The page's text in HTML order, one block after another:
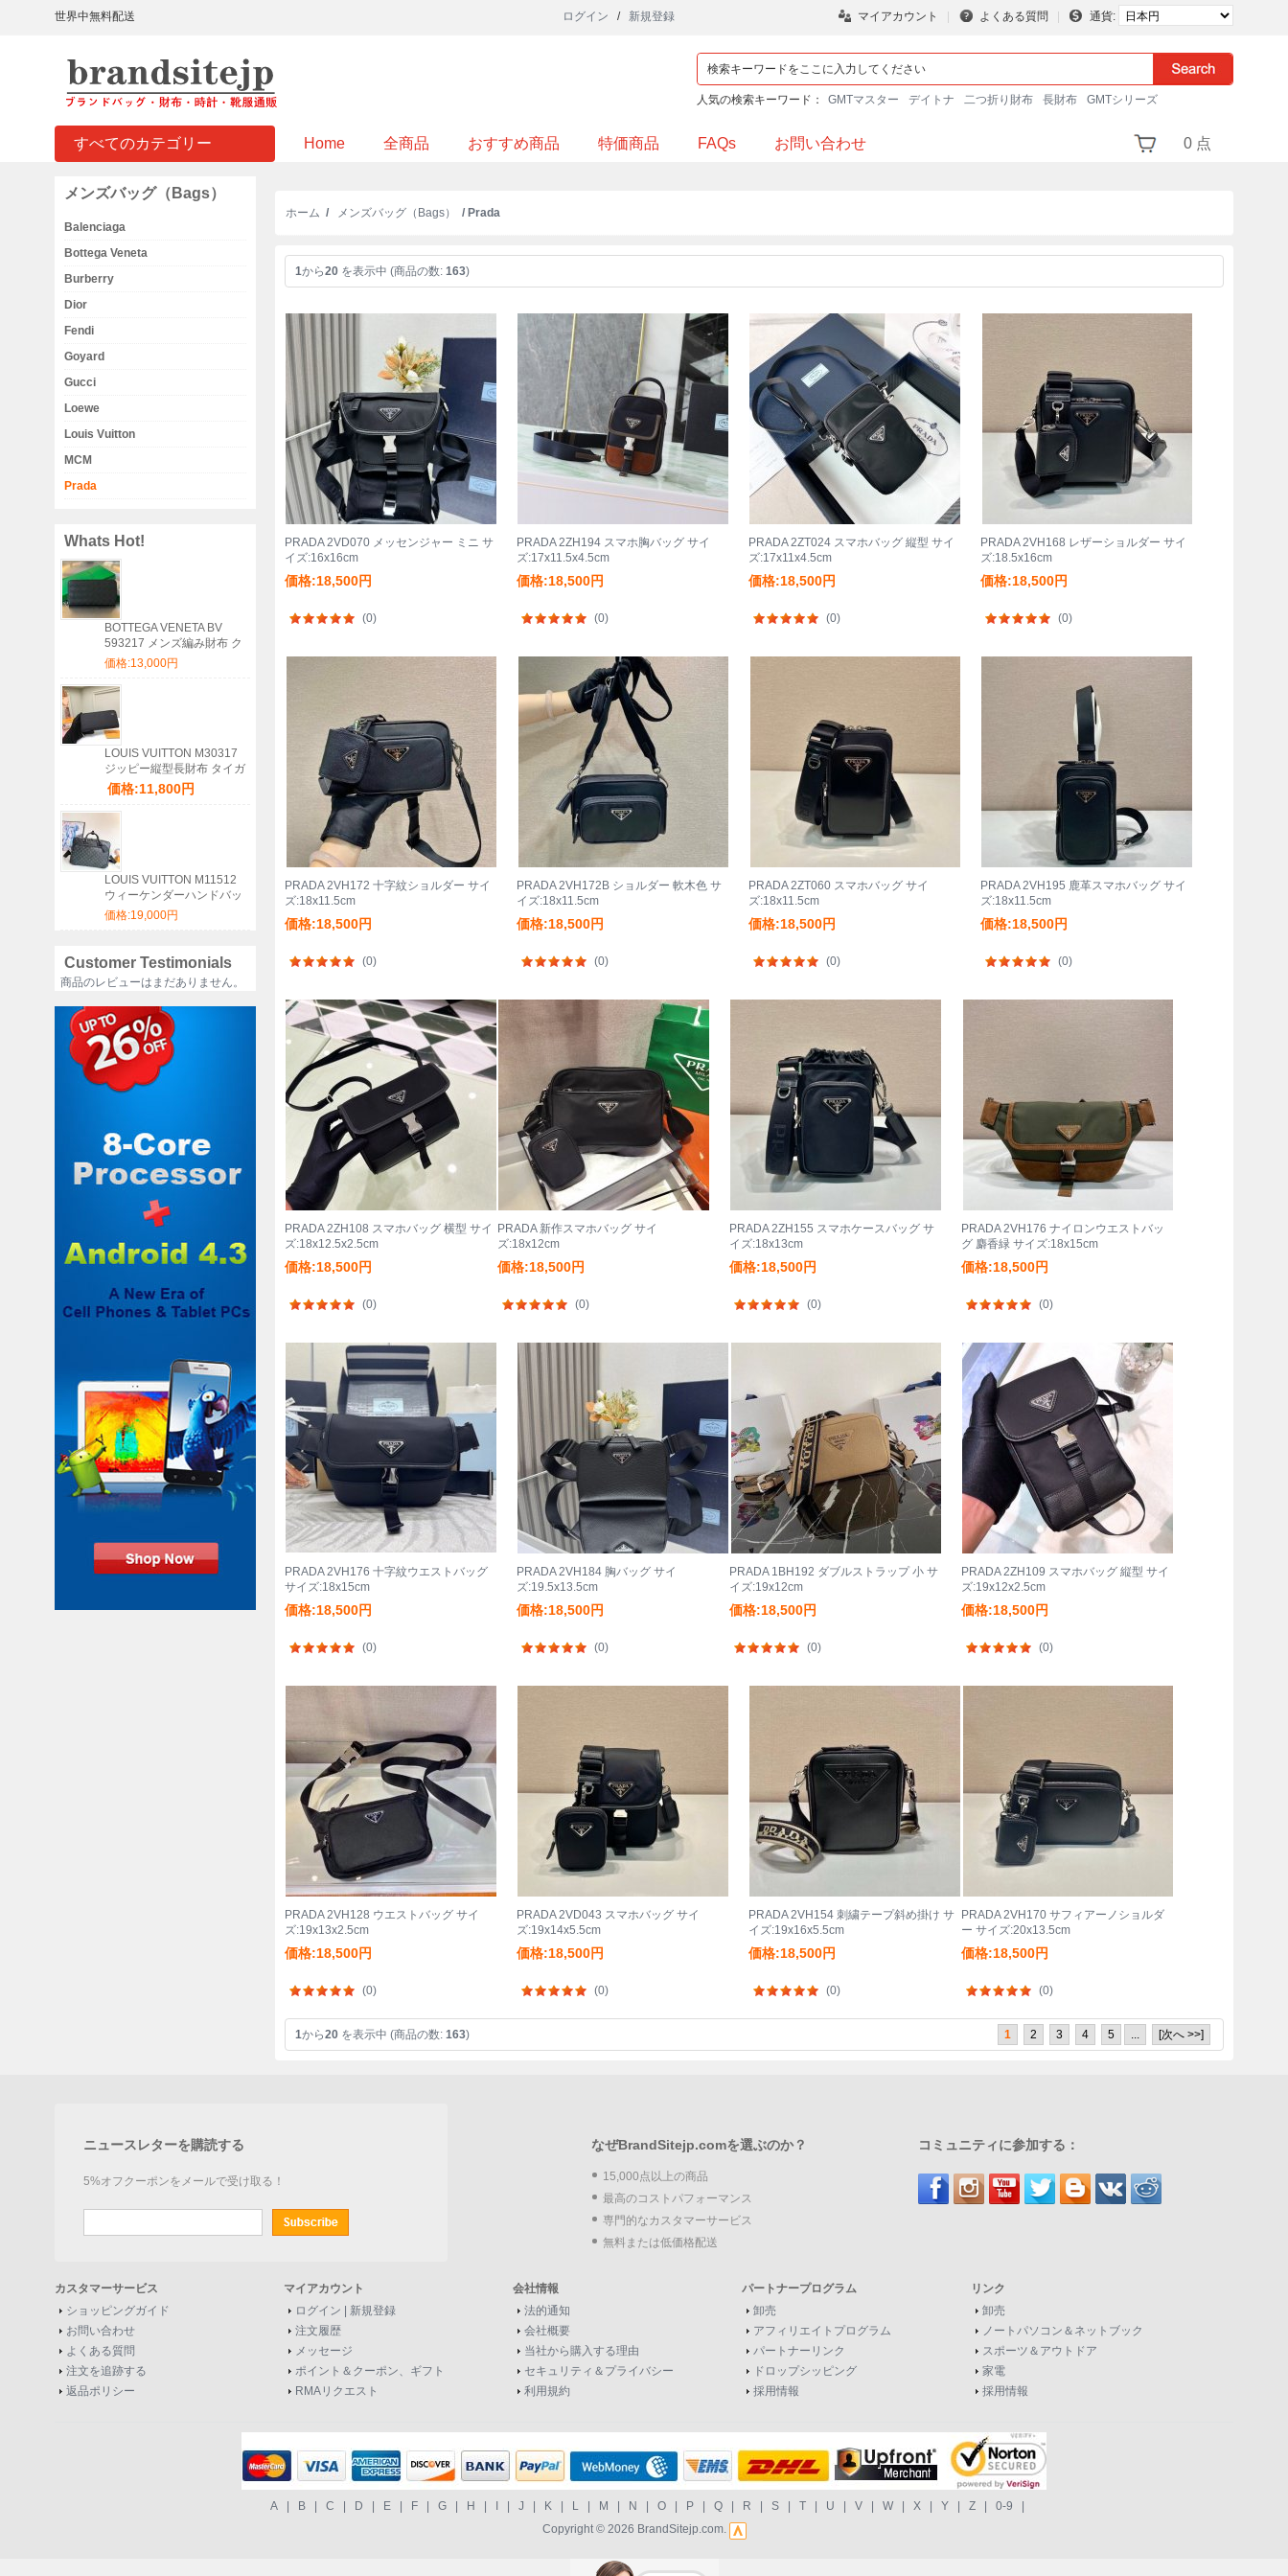
世界中無料配送 ログイン / 新規登録 マイアカウント よくある質問 通貨:
人気の検索キーワード： GMTマスター デイトナ 二つ折り財布 長財布 GMTシリーズ
すべてのカテゴリー Home 全商品 おすすめ商品 特価商品 FAQs お問い合わせ 0 点
メンズバッグ（Bags）
Balenciaga
Bottega Veneta
Burberry
Dior
Fendi
Goyard
Gucci
Loewe
Louis Vuitton
MCM
Prada
Whats Hot!
BOTTEGA VENETA BV
593217 メンズ編み財布 ク
ラシック編み牛皮 19x10cm
価格:13,000円
LOUIS VUITTON M30317
ジッピー縦型長財布 タイガ
ブラック サイズ:20x10cm
価格:11,800円
LOUIS VUITTON M11512
ウィーケンダーハンドバッ
グ サイズ:46x31x18cm
価格:19,000円
Customer Testimonials
商品のレビューはまだありません。
ホーム / メンズバッグ（Bags） / Prada
1から20 を表示中 (商品の数: 163)
PRADA 2VD070 メッセンジャー ミニ サ
イズ:16x16cm
価格:18,500円
(0)
PRADA 2ZH194 スマホ胸バッグ サイ
ズ:17x11.5x4.5cm
価格:18,500円
(0)
PRADA 2ZT024 スマホバッグ 縦型 サイ
ズ:17x11x4.5cm
価格:18,500円
(0)
PRADA 2VH168 レザーショルダー サイ
ズ:18.5x16cm
価格:18,500円
(0)
PRADA 2VH172 十字紋ショルダー サイ
ズ:18x11.5cm
価格:18,500円
(0)
PRADA 2VH172B ショルダー 軟木色 サ
イズ:18x11.5cm
価格:18,500円
(0)
PRADA 2ZT060 スマホバッグ サイ
ズ:18x11.5cm
価格:18,500円
(0)
PRADA 2VH195 鹿革スマホバッグ サイ
ズ:18x11.5cm
価格:18,500円
(0)
PRADA 2ZH108 スマホバッグ 横型 サイ
ズ:18x12.5x2.5cm
価格:18,500円
(0)
PRADA 新作スマホバッグ サイ
ズ:18x12cm
価格:18,500円
(0)
PRADA 2ZH155 スマホケースバッグ サ
イズ:18x13cm
価格:18,500円
(0)
PRADA 2VH176 ナイロンウエストバッ
グ 麝香緑 サイズ:18x15cm
価格:18,500円
(0)
PRADA 2VH176 十字紋ウエストバッグ
サイズ:18x15cm
価格:18,500円
(0)
PRADA 2VH184 胸バッグ サイ
ズ:19.5x13.5cm
価格:18,500円
(0)
PRADA 1BH192 ダブルストラップ 小 サ
イズ:19x12cm
価格:18,500円
(0)
PRADA 2ZH109 スマホバッグ 縦型 サイ
ズ:19x12x2.5cm
価格:18,500円
(0)
PRADA 2VH128 ウエストバッグ サイ
ズ:19x13x2.5cm
価格:18,500円
(0)
PRADA 2VD043 スマホバッグ サイ
ズ:19x14x5.5cm
価格:18,500円
(0)
PRADA 2VH154 刺繍テープ斜め掛け サ
イズ:19x16x5.5cm
価格:18,500円
(0)
PRADA 2VH170 サフィアーノショルダ
ー サイズ:20x13.5cm
価格:18,500円
(0)
1から20 を表示中 (商品の数: 163) 1 2 3 4 5 ... [次へ >>]
ニュースレターを購読する
5%オフクーポンをメールで受け取る！
なぜBrandSitejp.comを選ぶのか？
15,000点以上の商品
最高のコストパフォーマンス
専門的なカスタマーサービス
無料または低価格配送
コミュニティに参加する：
カスタマーサービス
ショッピングガイド
お問い合わせ
よくある質問
注文を追跡する
返品ポリシー
マイアカウント
ログイン
新規登録
注文履歴
メッセージ
ポイント＆クーポン、ギフト
RMAリクエスト
会社情報
法的通知
会社概要
当社から購入する理由
セキュリティ＆プライバシー
利用規約
パートナープログラム
卸売
アフィリエイトプログラム
パートナーリンク
ドロップシッピング
採用情報
リンク
卸売
ノートパソコン＆ネットブック
スポーツ＆アウトドア
家電
採用情報
A B C D E F G H J K L M N O P Q R S T U V W X Y Z 0-9
Copyright © 2026 BrandSitejp.com.